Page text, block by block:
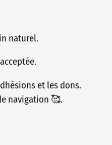
naturel.
et les dons.
navigation 🥰.